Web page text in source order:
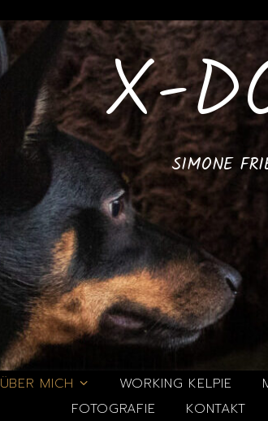
X-
SIMONE
ÜBER MICH WORKING KELPIE
FOTOGRAFIE
KONTAKT